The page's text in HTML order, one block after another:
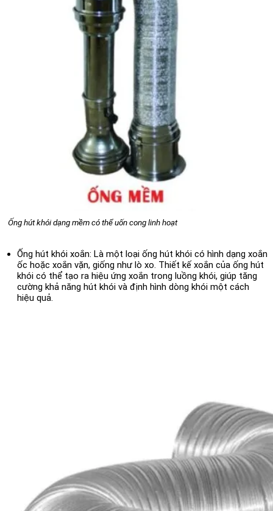
Ống hút khói dạng mềm có thể uốn cong linh hoạt
Ống hút khói xoắn: Là một loại ống hút khói có hình dạng xoắn
ốc hoặc xoắn vặn, giống như lò xo. Thiết kế xoắn của ống hút
khói có thể tạo ra hiệu ứng xoắn trong luồng khói, giúp tăng
cường khả năng hút khói và định hình dòng khói một cách
hiệu quả.